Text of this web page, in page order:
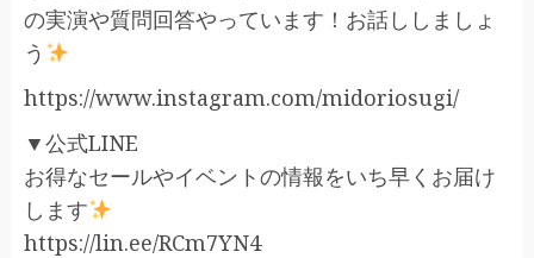
の実演や質問回答やっています！お話ししましょ
う
https://www.instagram.com/midoriosugi/
▼公式LINE
お得なセールやイベントの情報をいち早くお届け
します
https://lin.ee/RCm7YN4